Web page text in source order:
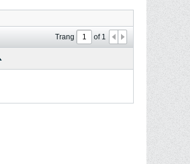
Trang of1